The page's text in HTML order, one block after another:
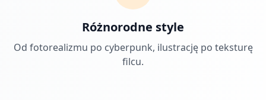
Różnorodne style
Od fotorealizmu po cyberpunk, ilustrację po teksturę
filcu.